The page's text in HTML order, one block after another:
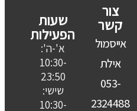
צור
קשר
אייסמול
אילת
053-
2324488
שעות
הפעילות
א'-ה':
10:30-
23:50
שישי:
10:30-